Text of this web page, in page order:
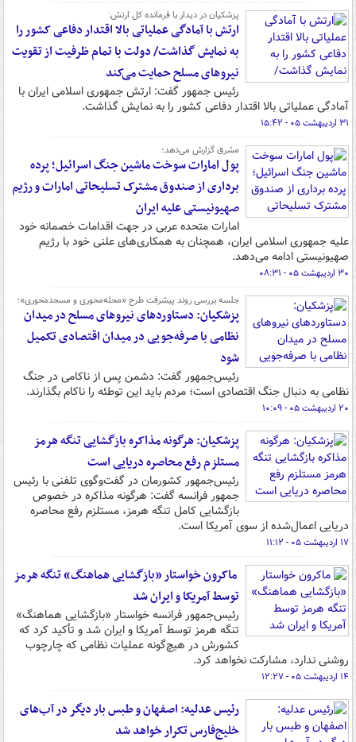
پزشکیان در دیدار با فرمانده کل ارتش:
ارتش با آمادگی عملیاتی بالا اقتدار دفاعی کشور را
به نمایش گذاشت/ دولت با تمام ظرفیت از تقویت
نیروهای مسلح حمایت می‌کند
رئیس جمهور گفت: ارتش جمهوری اسلامی ایران با
آمادگی عملیاتی بالا اقتدار دفاعی کشور را به نمایش گذاشت.
۳۱ اردیبهشت ۰۵ - ۱۵:۴۲
مشرق گزارش می‌دهد؛
پول امارات سوخت ماشین جنگ اسرائیل؛ پرده
برداری از صندوق مشترک تسلیحاتی امارات و رژیم
صهیونیستی علیه ایران
امارات متحده عربی در جهت اقدامات خصمانه خود
علیه جمهوری اسلامی ایران، همچنان به همکاری‌های علنی خود با رژیم
صهیونیستی ادامه می‌دهد.
۳۰ اردیبهشت ۰۵ - ۰۸:۳۱
جلسه بررسی روند پیشرفت طرح «محله‌محوری و مسجدمحوری»؛
پزشکیان: دستاوردهای نیروهای مسلح در میدان
نظامی با صرفه‌جویی در میدان اقتصادی تکمیل
شود
رئیس‌جمهور گفت: دشمن پس از ناکامی در جنگ
نظامی به دنبال جنگ اقتصادی است؛ مردم باید این توطئه را ناکام بگذارند.
۲۰ اردیبهشت ۰۵ - ۱۰:۰۹
پزشکیان: هرگونه مذاکره بازگشایی تنگه هرمز
مستلزم رفع محاصره دریایی است
رئیس‌جمهور کشورمان در گفت‌وگوی تلفنی با رئیس
جمهور فرانسه گفت: هرگونه مذاکره در خصوص
بازگشایی کامل تنگه هرمز، مستلزم رفع محاصره
دریایی اعمال‌شده از سوی آمریکا است.
۱۷ اردیبهشت ۰۵ - ۱۱:۱۲
ماکرون خواستار «بازگشایی هماهنگ» تنگه هرمز
توسط آمریکا و ایران شد
رئیس‌جمهور فرانسه خواستار «بازگشایی هماهنگ»
تنگه هرمز توسط آمریکا و ایران شد و تأکید کرد که
کشورش در هیچ‌گونه عملیات نظامی که چارچوب
روشنی ندارد، مشارکت نخواهد کرد.
۱۴ اردیبهشت ۰۵ - ۱۲:۲۷
رئیس عدلیه: اصفهان و طبس بار دیگر در آب‌های
خلیج‌فارس تکرار خواهد شد